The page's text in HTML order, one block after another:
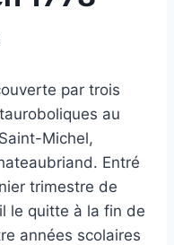
par trois
au
Michel,
Entré
trimestre de
le quitte à la fin de
années scolaires